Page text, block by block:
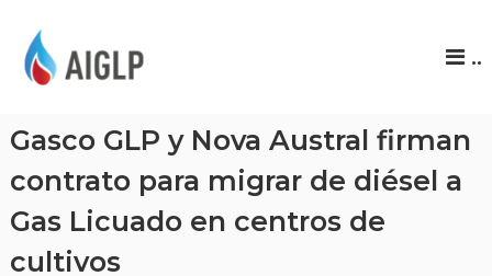
P
..
Gasco GLP y Nova Austral firman
contrato para migrar de diésel a
Gas Licuado en centros de
cultivos